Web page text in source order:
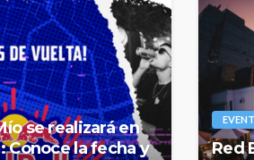
se realizará en
Conoce la fecha y
Red